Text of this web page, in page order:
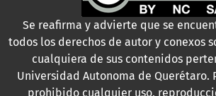
Se reafirma y advierte que se
todos los derechos de autor y conexos
cualquiera de sus contenidos
Universidad Autonoma de Querétaro.
prohibido cualquier uso,